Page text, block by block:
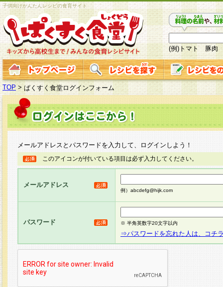
子供向けかんたんレシピの食育サイト
(例)トマト 豚肉
TOP > ぱくすく食堂ログインフォーム
メールアドレスとパスワードを入力して、ログインしよう！
このアイコンが付いている項目は必ず入力してください。
メールアドレス
例）abcdefg@hijk.com
パスワード ※ 半角英数字20文字以内
⇒パスワードを忘れた人は、コチ